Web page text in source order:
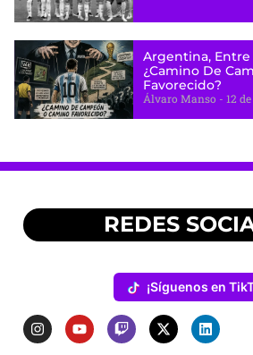
Argentina, Entre
¿camino De
Favorecido?
Álvaro Manso 12
REDES
¡Síguenos en